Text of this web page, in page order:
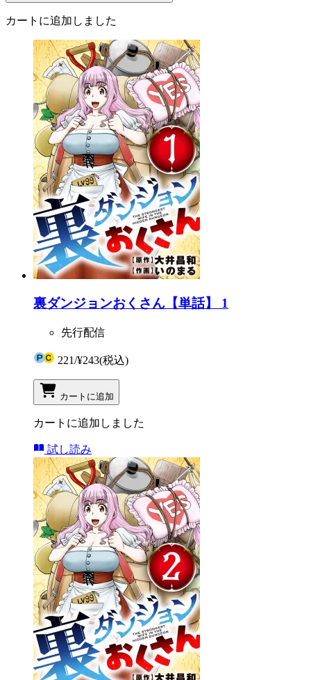
カートに追加しました
裏ダンジョンおくさん【単話】 1
先行配信
221/¥243(税込)
カートに追加
カートに追加しました
試し読み